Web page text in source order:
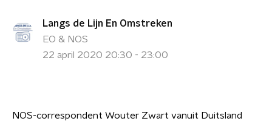
Langs de Lijn En Omstreken
EO & NOS
22 april 2020 20:30 - 23:00
NOS-correspondent Wouter Zwart vanuit Duitsland